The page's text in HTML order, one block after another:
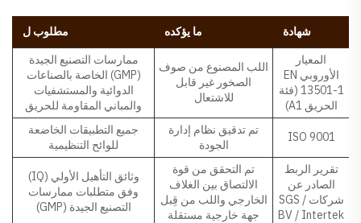
شهادة ما يؤكده
مطلوب ل
المعيار
الأوروبي EN
13501-1 (فئة
الحريق A1)
اللب المصنوع من صوف
الصخور غير قابل
للاشتعال
ممارسات التصنيع الجيدة
(GMP) الخاصة بالصناعات
الدوائية والمستشفيات
والمباني المقاومة للحريق
ISO 9001
تم تدقيق نظام إدارة
الجودة
جميع التطبيقات الخاضعة
للوائح التنظيمية
تقرير الربط
الصادر عن
شركات SGS /
BV / Intertek
تم التحقق من قوة
الالتصاق بين الغلاف
الخارجي واللب من قِبل
جهة خارجية مستقلة
وثائق التأهيل الأولي (IQ)
وفق متطلبات ممارسات
التصنيع الجيدة (GMP)